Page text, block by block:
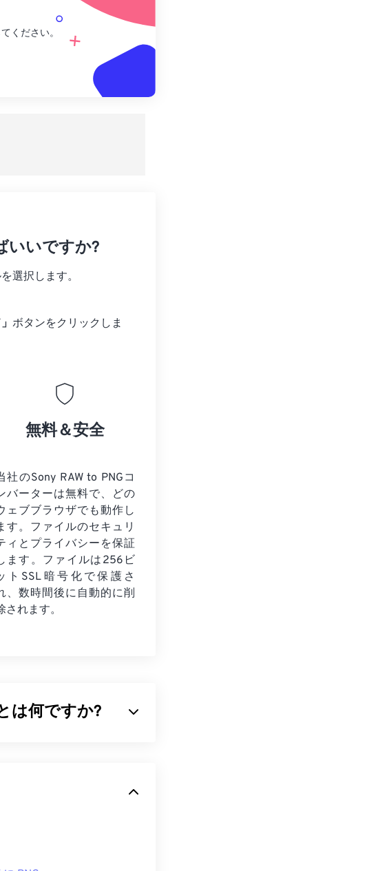
ください。
いいですか?
選択します。
ボタンをクリックしま
無料＆安全
社のSony RAW to PNGコ
バーターは無料で、どの
ェブブラウザでも動作し
す。ファイルのセキュリ
ィとプライバシーを保証
ます。ファイルは256ビ
トSSL暗号化で保護さ
、数時間後に自動的に削
されます。
は何ですか?
PNGは、より透過性の
を
か?